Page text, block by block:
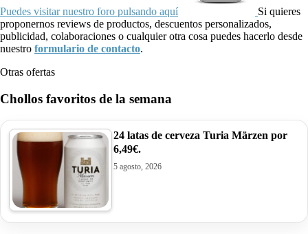
Puedes visitar nuestro foro pulsando aquí
Si quieres
proponernos reviews de productos, descuentos personalizados,
publicidad, colaboraciones o cualquier otra cosa puedes hacerlo desde
nuestro formulario de contacto.
Otras ofertas
Chollos favoritos de la semana
24 latas de cerveza Turia Märzen por
6,49€.
5 agosto, 2026